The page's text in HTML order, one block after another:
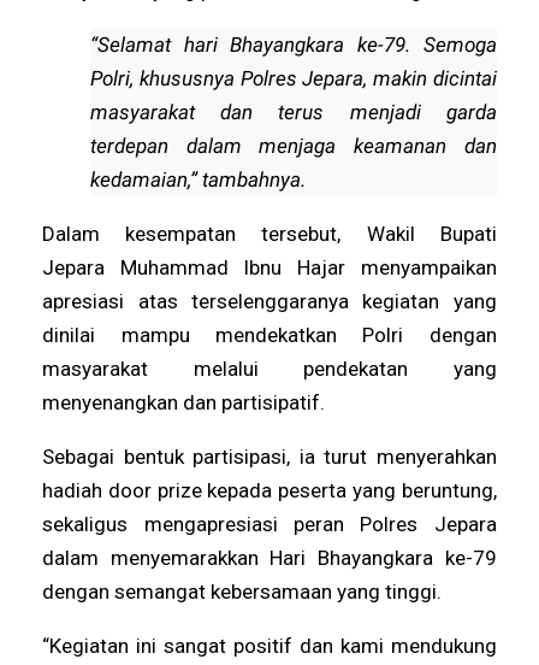
“Selamat hari Bhayangkara ke-79. Semoga
Polri, khususnya Polres Jepara, makin dicintai
masyarakat dan terus menjadi garda
terdepan dalam menjaga keamanan dan
kedamaian,” tambahnya.
Dalam kesempatan tersebut, Wakil Bupati
Jepara Muhammad Ibnu Hajar menyampaikan
apresiasi atas terselenggaranya kegiatan yang
dinilai mampu mendekatkan Polri dengan
masyarakat melalui pendekatan yang
menyenangkan dan partisipatif.
Sebagai bentuk partisipasi, ia turut menyerahkan
hadiah door prize kepada peserta yang beruntung,
sekaligus mengapresiasi peran Polres Jepara
dalam menyemarakkan Hari Bhayangkara ke-79
dengan semangat kebersamaan yang tinggi.
“Kegiatan ini sangat positif dan kami mendukung